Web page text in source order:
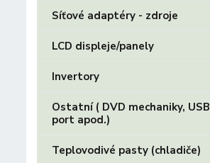
Síťové adaptéry - zdroje
LCD displeje/panely
Invertory
Ostatní ( DVD mechaniky, USB
port apod.)
Teplovodivé pasty (chladiče)